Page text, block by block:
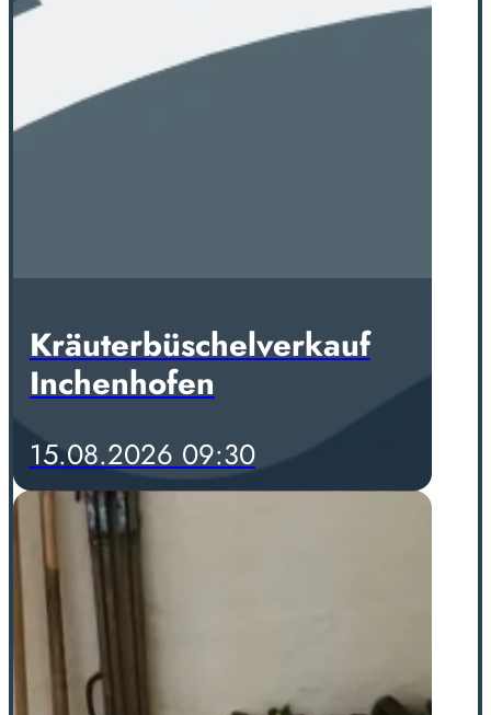
Kräuterbüschelverkauf
Inchenhofen
15.08.2026 09:30